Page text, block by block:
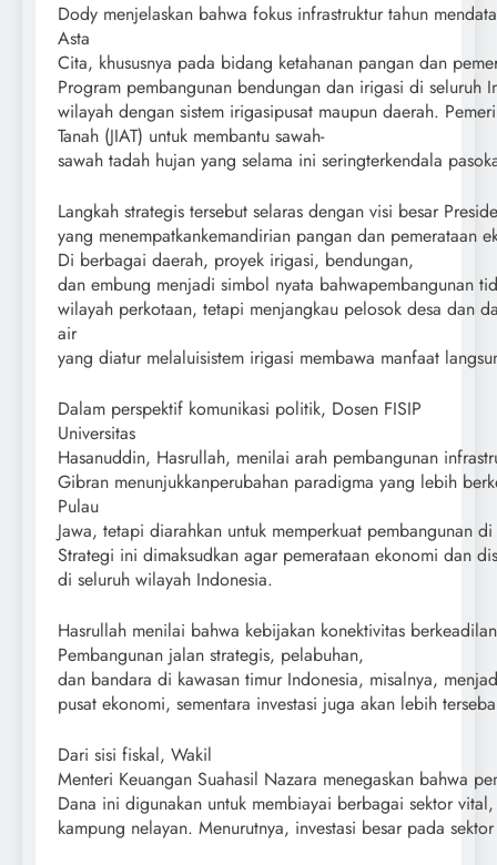
Dody menjelaskan bahwa fokus infrastruktur tahun
Asta
Cita, khususnya pada bidang ketahanan pangan dan
Program pembangunan bendungan dan irigasi di
wilayah dengan sistem irigasipusat maupun daerah.
Tanah (JIAT) untuk membantu sawah-
sawah tadah hujan yang selama ini seringterkendala
Langkah strategis tersebut selaras dengan visi besar
yang menempatkankemandirian pangan dan pemerataan
Di berbagai daerah, proyek irigasi, bendungan,
dan embung menjadi simbol nyata bahwapembangunan
wilayah perkotaan, tetapi menjangkau pelosok desa dan
air
yang diatur melaluisistem irigasi membawa manfaat
Dalam perspektif komunikasi politik, Dosen FISIP
Universitas
Hasanuddin, Hasrullah, menilai arah pembangunan
Gibran menunjukkanperubahan paradigma yang lebih
Pulau
Jawa, tetapi diarahkan untuk memperkuat pembangunan
Strategi ini dimaksudkan agar pemerataan ekonomi dan
di seluruh wilayah Indonesia.
Hasrullah menilai bahwa kebijakan konektivitas
Pembangunan jalan strategis, pelabuhan,
dan bandara di kawasan timur Indonesia, misalnya,
pusat ekonomi, sementara investasi juga akan lebih
Dari sisi fiskal, Wakil
Menteri Keuangan Suahasil Nazara menegaskan bahwa
Dana ini digunakan untuk membiayai berbagai sektor
kampung nelayan. Menurutnya, investasi besar pada